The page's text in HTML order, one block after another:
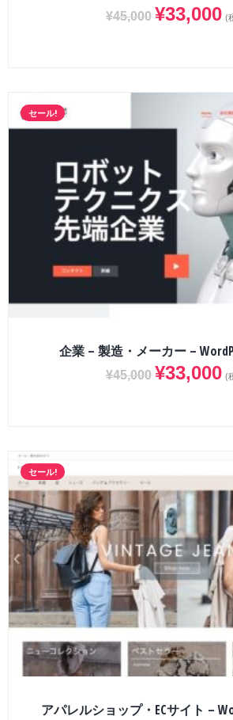
¥45,000 ¥33,000 (
セール!
企業 – 製造・メーカー –
¥45,000 ¥33,000 (
セール!
アパレルショップ・ECサイト –